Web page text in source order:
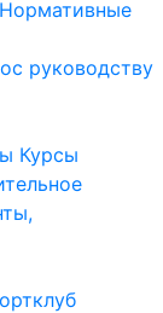
Нормативные
руководству
Курсы